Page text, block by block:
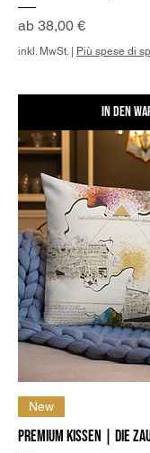
ab 38,00 €
Sale-Preis
inkl. MwSt. | Più spese di
In den
New
Premium Kissen | Die